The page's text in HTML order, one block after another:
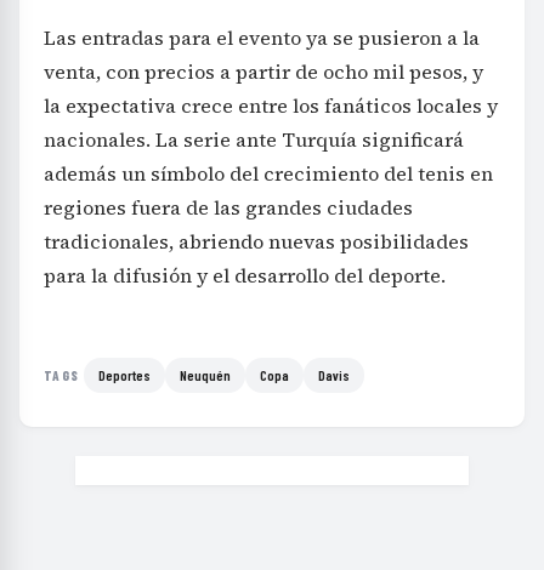
Las entradas para el evento ya se pusieron a la
venta, con precios a partir de ocho mil pesos, y
la expectativa crece entre los fanáticos locales y
nacionales. La serie ante Turquía significará
además un símbolo del crecimiento del tenis en
regiones fuera de las grandes ciudades
tradicionales, abriendo nuevas posibilidades
para la difusión y el desarrollo del deporte.
TAGS Deportes Neuquén Copa Davis